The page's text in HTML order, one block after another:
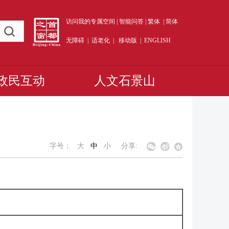
访问我的专属空间 智能问答 繁体 简体
无障碍 适老化 移动版 ENGLISH
民互动 人文石景山
分享:
字号： 大 中 小